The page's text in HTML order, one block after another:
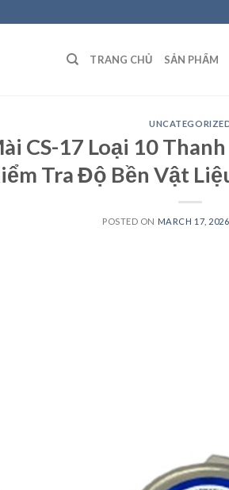
TRANG CHỦ SẢN PHẨM
CS-17 Loại 10
Tra Độ Bền Vật
POSTED ON MARCH 17, 2026